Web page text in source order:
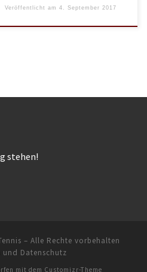
Veröffentlicht am4. September 2017
stehen!
– Alle Rechte vorbehalten
und Datenschutz
mit dem Customizr-Theme